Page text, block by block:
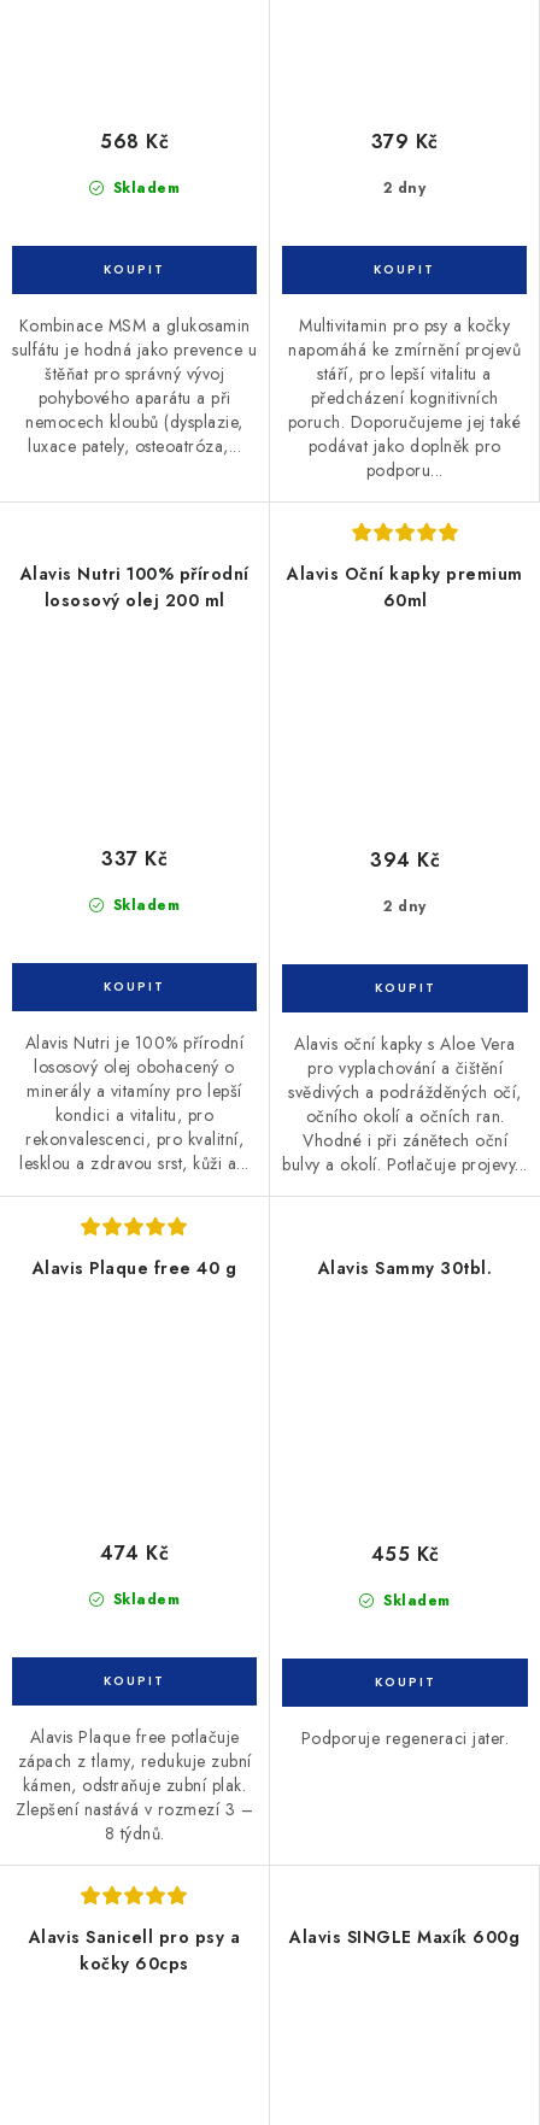
Skladem
568 Kč
Kombinace MSM a glukosamin
sulfátu je hodná jako prevence u
štěňat pro správný vývoj
pohybového aparátu a při
nemocech kloubů (dysplazie,
luxace pately, osteoatróza,...
2 dny
379 Kč
Multivitamin pro psy a kočky
napomáhá ke zmírnění projevů
stáří, pro lepší vitalitu a
předcházení kognitivních
poruch. Doporučujeme jej také
podávat jako doplněk pro
podporu...
Alavis Nutri 100% přírodní
lososový olej 200 ml
Skladem
337 Kč
Alavis Nutri je 100% přírodní
lososový olej obohacený o
minerály a vitamíny pro lepší
kondici a vitalitu, pro
rekonvalescenci, pro kvalitní,
lesklou a zdravou srst, kůži a...
Alavis Oční kapky premium
60ml
2 dny
394 Kč
Alavis oční kapky s Aloe Vera
pro vyplachování a čištění
svědivých a podrážděných očí,
očního okolí a očních ran.
Vhodné i při zánětech oční
bulvy a okolí. Potlačuje projevy...
Alavis Plaque free 40 g
Skladem
474 Kč
Alavis Plaque free potlačuje
zápach z tlamy, redukuje zubní
kámen, odstraňuje zubní plak.
Zlepšení nastává v rozmezí 3 –
8 týdnů.
Alavis Sammy 30tbl.
Skladem
455 Kč
Podporuje regeneraci jater.
Alavis Sanicell pro psy a
kočky 60cps
Alavis SINGLE Maxík 600g